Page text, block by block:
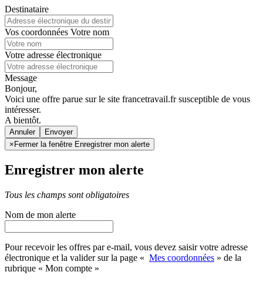
Destinataire
Vos coordonnées Votre nom
Votre adresse électronique
Message
Bonjour,
Voici une offre parue sur le site francetravail.fr susceptible de vous
intéresser.
A bientôt.
Annuler
× Fermer la fenêtre Enregistrer mon alerte
Enregistrer mon alerte
Tous les champs sont obligatoires
Nom de mon alerte
Pour recevoir les offres par e-mail, vous devez saisir votre adresse
électronique et la valider sur la page « Mes coordonnées » de la
rubrique « Mon compte »